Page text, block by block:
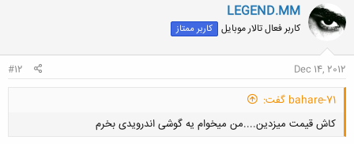
LEGEND.MM
کاربر فعال تالار موبایل کاربر ممتاز
Dec 14, 2012
#12
bahare-71 گفت:
کاش قیمت میزدین....من میخوام یه گوشی اندرویدی بخرم